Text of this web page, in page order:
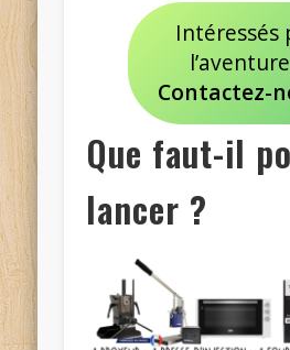
Intéressés
Contactez-
Que faut-il
lancer ?